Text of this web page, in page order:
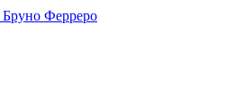
Бруно Ферреро